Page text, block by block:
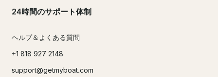
24時間のサポート体制
ヘルプ＆よくある質問
+1 818 927 2148
support@getmyboat.com